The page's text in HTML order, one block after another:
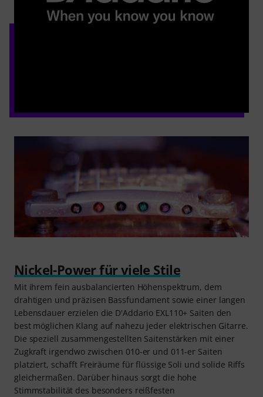
Nickel-Power für viele Stile
Mit ihrem fein ausbalancierten Höhenspektrum, dem
drahtigen und präzisen Bassfundament sowie einer langen
Lebensdauer erzielen die D'Addario EXL110+ Saiten den
best möglichen Klang auf nahezu jeder elektrischen Gitarre.
Die speziell zusammengestellten Saitenstärken mit einer
Zugkraft irgendwo zwischen 010-er und 011-er Saiten
platziert, schafft Freiräume für flüssige Soli und solide Riffs
gleichermaßen. Darüber hinaus sorgt die hohe
Stimmstabilität des besonders reißfesten